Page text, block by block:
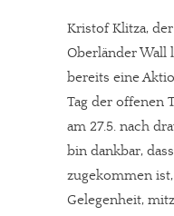
Kristof Klitza,
Oberländer Wall
bereits eine
Tag der offenen
am 27.5. nach
bin dankbar,
zugekommen
Gelegenheit,